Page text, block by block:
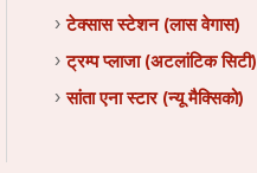
टेक्सास स्टेशन (लास वेगास)
ट्रम्प प्लाजा (अटलांटिक सिटी)
सांता एना स्टार (न्यू मैक्सिको)